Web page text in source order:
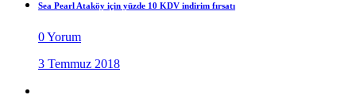
Sea Pearl Ataköy için yüzde 10 KDV indirim fırsatı
0 Yorum
3 Temmuz 2018